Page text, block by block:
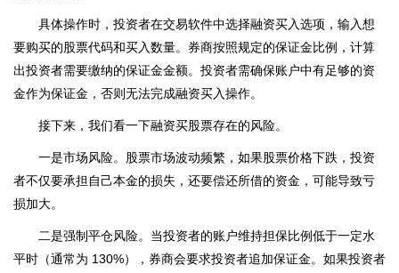
具体操作时，投资者在交易软件中选择融资买入选项，输入想
要购买的股票代码和买入数量。券商按照规定的保证金比例，计算
出投资者需要缴纳的保证金金额。投资者需确保账户中有足够的资
金作为保证金，否则无法完成融资买入操作。
接下来，我们看一下融资买股票存在的风险。
一是市场风险。股票市场波动频繁，如果股票价格下跌，投资
者不仅要承担自己本金的损失，还要偿还所借的资金，可能导致亏
损加大。
二是强制平仓风险。当投资者的账户维持担保比例低于一定水
平时（通常为 130%），券商会要求投资者追加保证金。如果投资者